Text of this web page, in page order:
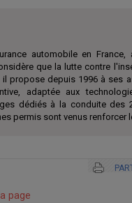
automobile en
que la lutte contre
propose depuis 1996 à ses
adaptée aux
dédiés à la conduite des
permis sont venus renforcer
page